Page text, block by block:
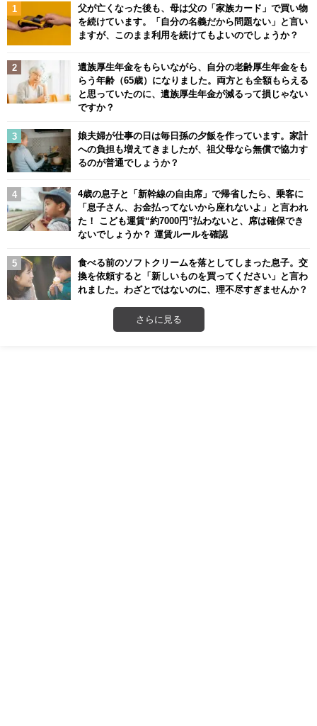
父が亡くなった後も、母は父の「家族カード」で買い物
を続けています。「自分の名義だから問題ない」と言い
ますが、このまま利用を続けてもよいのでしょうか？
遺族厚生年金をもらいながら、自分の老齢厚生年金をも
らう年齢（65歳）になりました。両方とも全額もらえる
と思っていたのに、遺族厚生年金が減るって損じゃない
ですか？
娘夫婦が仕事の日は毎日孫の夕飯を作っています。家計
への負担も増えてきましたが、祖父母なら無償で協力す
るのが普通でしょうか？
4歳の息子と「新幹線の自由席」で帰省したら、乗客に
「息子さん、お金払ってないから座れないよ」と言われ
た！ こども運賃“約7000円”払わないと、席は確保でき
ないでしょうか？ 運賃ルールを確認
食べる前のソフトクリームを落としてしまった息子。交
換を依頼すると「新しいものを買ってください」と言わ
れました。わざとではないのに、理不尽すぎませんか？
さらに見る